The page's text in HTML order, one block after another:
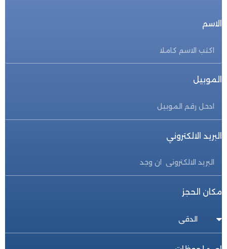
الاسم
الموبيل
البريد الالكتروني
مكان الحجز